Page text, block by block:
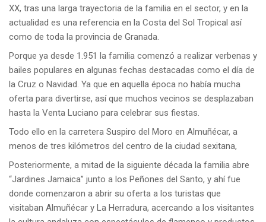
XX, tras una larga trayectoria de la familia en el sector, y en la
actualidad es una referencia en la Costa del Sol Tropical así
como de toda la provincia de Granada.
Porque ya desde 1.951 la familia comenzó a realizar verbenas y
bailes populares en algunas fechas destacadas como el día de
la Cruz o Navidad. Ya que en aquella época no había mucha
oferta para divertirse, así que muchos vecinos se desplazaban
hasta la Venta Luciano para celebrar sus fiestas.
Todo ello en la carretera Suspiro del Moro en Almuñécar, a
menos de tres kilómetros del centro de la ciudad sexitana,
Posteriormente, a mitad de la siguiente década la familia abre
“Jardines Jamaica” junto a los Peñones del Santo, y ahí fue
donde comenzaron a abrir su oferta a los turistas que
visitaban Almuñécar y La Herradura, acercando a los visitantes